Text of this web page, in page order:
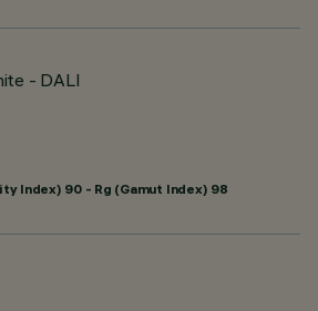
- DALI
Index) 90 - Rg (Gamut Index) 98